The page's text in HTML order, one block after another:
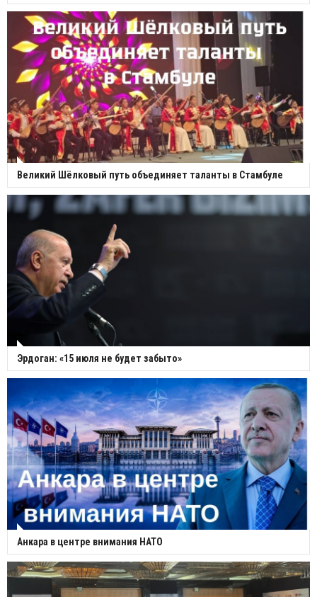
Великий Шёлковый путь объединяет таланты в Стамбуле
Эрдоган: «15 июля не будет забыто»
Анкара в центре внимания НАТО